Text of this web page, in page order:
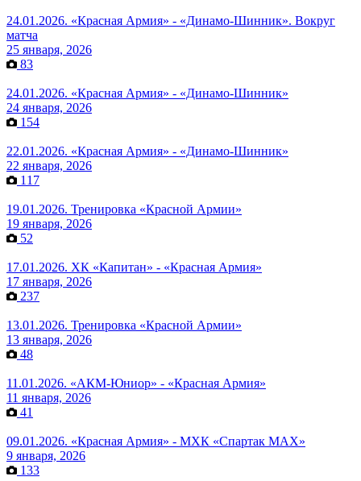
24.01.2026. «Красная Армия» - «Динамо-Шинник». Вокруг
матча
25 января, 2026
83
24.01.2026. «Красная Армия» - «Динамо-Шинник»
24 января, 2026
154
22.01.2026. «Красная Армия» - «Динамо-Шинник»
22 января, 2026
117
19.01.2026. Тренировка «Красной Армии»
19 января, 2026
52
17.01.2026. ХК «Капитан» - «Красная Армия»
17 января, 2026
237
13.01.2026. Тренировка «Красной Армии»
13 января, 2026
48
11.01.2026. «АКМ-Юниор» - «Красная Армия»
11 января, 2026
41
09.01.2026. «Красная Армия» - МХК «Спартак МАХ»
9 января, 2026
133